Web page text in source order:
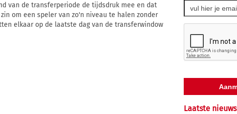
van de transferperiode de tijdsdruk mee en dat
om een speler van zo'n niveau te halen zonder
elkaar op de laatste dag van de transferwindow
Laatste nieuws